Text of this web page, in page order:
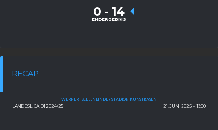
0 - 14
ENDERGEBNIS
RECAP
LANDESLIGA D1 2024/25
WERNER-SEELENBINDER STADION KUNSTRASEN
21. JUNI 2025 13:00